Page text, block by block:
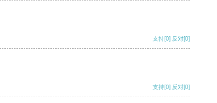
支持[0] 反对[0]
支持[0] 反对[0]